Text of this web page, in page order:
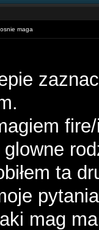
maga
glowne
ta
mag